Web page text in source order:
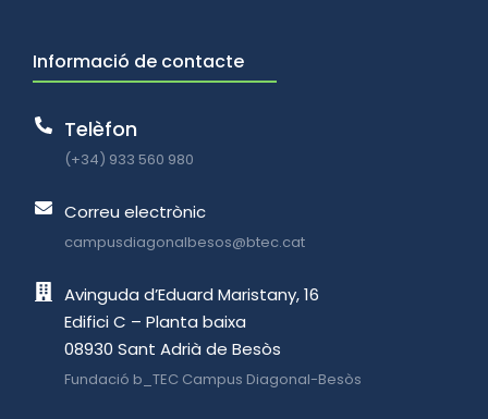
Informació de contacte
Telèfon
(+34) 933 560 980
Correu electrònic
campusdiagonalbesos@btec.cat
Avinguda d’Eduard Maristany, 16
Edifici C – Planta baixa
08930 Sant Adrià de Besòs
Fundació b_TEC Campus Diagonal-Besòs